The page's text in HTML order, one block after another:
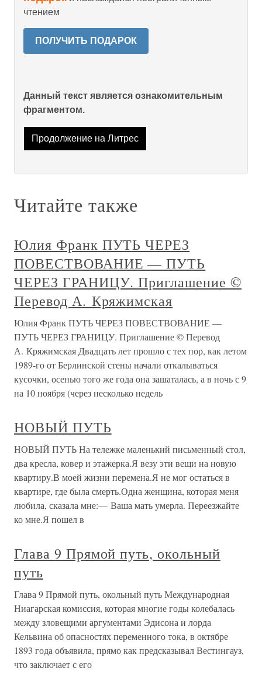
чтением
ПОЛУЧИТЬ ПОДАРОК
Данный текст является ознакомительным
фрагментом.
Продолжение на Литрес
Читайте также
Юлия Франк ПУТЬ ЧЕРЕЗ
ПОВЕСТВОВАНИЕ — ПУТЬ
ЧЕРЕЗ ГРАНИЦУ. Приглашение ©
Перевод А. Кряжимская
Юлия Франк ПУТЬ ЧЕРЕЗ ПОВЕСТВОВАНИЕ —
ПУТЬ ЧЕРЕЗ ГРАНИЦУ. Приглашение © Перевод
А. Кряжимская Двадцать лет прошло с тех пор, как летом
1989-го от Берлинской стены начали откалываться
кусочки, осенью того же года она зашаталась, а в ночь с 9
на 10 ноября (через несколько недель
НОВЫЙ ПУТЬ
НОВЫЙ ПУТЬ На тележке маленький письменный стол,
два кресла, ковер и этажерка.Я везу эти вещи на новую
квартиру.В моей жизни перемена.Я не мог остаться в
квартире, где была смерть.Одна женщина, которая меня
любила, сказала мне:— Ваша мать умерла. Переезжайте
ко мне.Я пошел в
Глава 9 Прямой путь, окольный
путь
Глава 9 Прямой путь, окольный путь Международная
Ниагарская комиссия, которая многие годы колебалась
между зловещими аргументами Эдисона и лорда
Кельвина об опасностях переменного тока, в октябре
1893 года объявила, прямо как предсказывал Вестингауз,
что заключает с его